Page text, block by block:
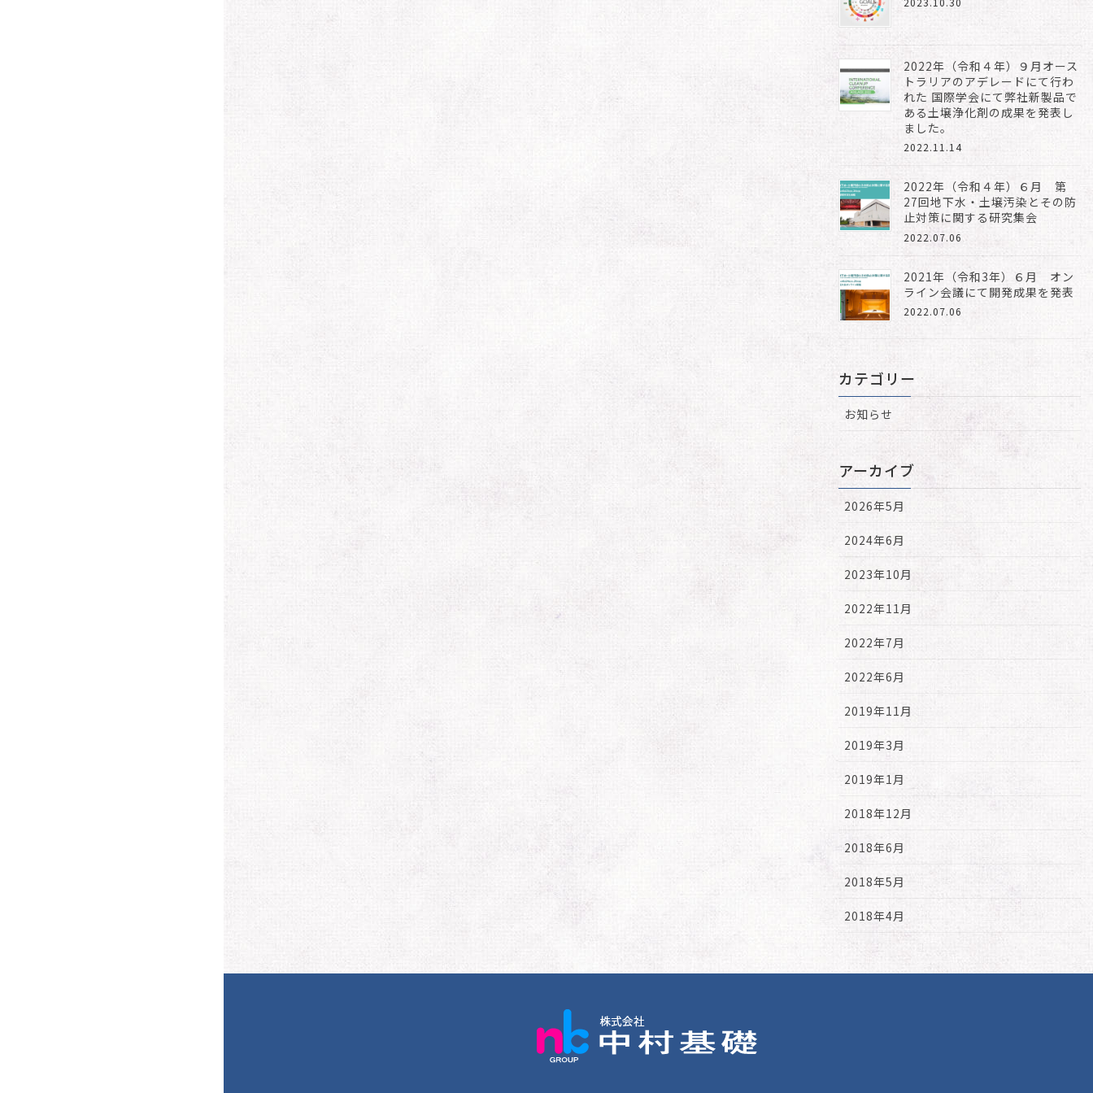
2022年（令和４年）９月オース
トラリアのアデレードにて行わ
れた 国際学会にて弊社新製品で
ある土壌浄化剤の成果を発表し
ました。
2022.11.14
2022年（令和４年）６月 第
27回地下水・土壌汚染とその防
止対策に関する研究集会
2022.07.06
2021年（令和3年）６月 オン
ライン会議にて開発成果を発表
2022.07.06
カテゴリー
お知らせ
アーカイブ
2026年5月
2024年6月
2023年10月
2022年11月
2022年7月
2022年6月
2019年11月
2019年3月
2019年1月
2018年12月
2018年6月
2018年5月
2018年4月